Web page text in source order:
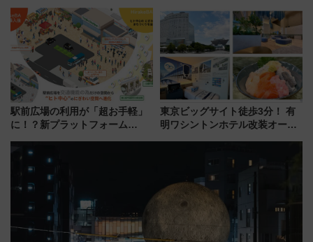
ート 夕朝食ビュッフェ付きで
快適な船旅はいかが？
駅前広場の利用が「超お手軽」
に！？新プラットフォーム
マホで簡単申請 物販や演奏会な
どに【JR東日本】
東京ビッグサイト徒歩3分！ 有
明ワシントンホテル改装オープ
ュッフェを現地レポ